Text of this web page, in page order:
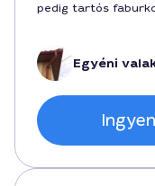
pedig tartós
rejtvényes, de
tervezés és kedves
Egyéni